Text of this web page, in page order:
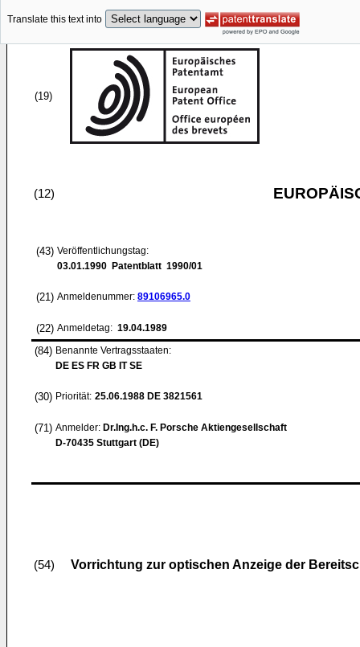
Translate this text into
(19)
(12)
(43) Veröffentlichungstag:
03.01.1990 Patentblatt 1990/01
(21) Anmeldenummer: 89106965.0
(22) Anmeldetag: 19.04.1989
(84) Benannte Vertragsstaaten:
DE ES FR GB IT SE
(30) Priorität: 25.06.1988 DE 3821561
(71) Anmelder: Dr.Ing.h.c. F. Porsche Aktiengesellschaft
D-70435 Stuttgart (DE)
(54) Vorrichtung zur optischen Anzeige der